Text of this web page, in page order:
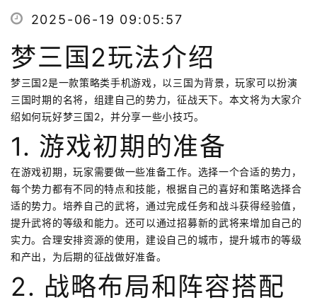
2025-06-19 09:05:57
梦三国2玩法介绍
梦三国2是一款策略类手机游戏，以三国为背景，玩家可以扮演
三国时期的名将，组建自己的势力，征战天下。本文将为大家介
绍如何玩好梦三国2，并分享一些小技巧。
1. 游戏初期的准备
在游戏初期，玩家需要做一些准备工作。选择一个合适的势力，
每个势力都有不同的特点和技能，根据自己的喜好和策略选择合
适的势力。培养自己的武将，通过完成任务和战斗获得经验值，
提升武将的等级和能力。还可以通过招募新的武将来增加自己的
实力。合理安排资源的使用，建设自己的城市，提升城市的等级
和产出，为后期的征战做好准备。
2. 战略布局和阵容搭配